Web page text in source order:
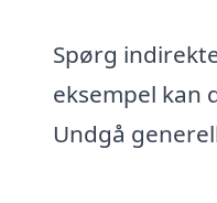
Spørg
eksempel kan
Undgå